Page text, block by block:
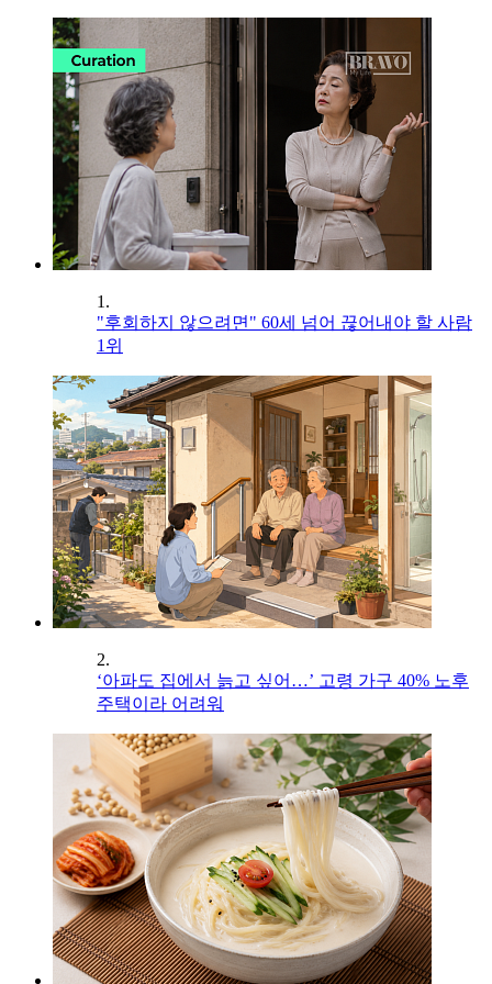
1.
"후회하지 않으려면" 60세 넘어 끊어내야 할 사람
1위
2.
‘아파도 집에서 늙고 싶어…’ 고령 가구 40% 노후
주택이라 어려워